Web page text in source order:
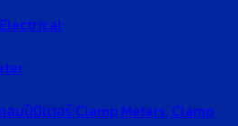
มป์มิเตอร์ Clamp Meters, Clamp